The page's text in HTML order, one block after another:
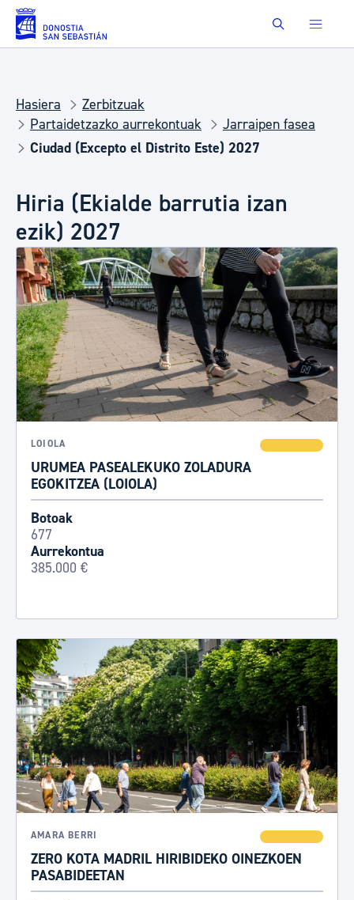
Eduki nagusira joan Buscar
Hasiera
Zerbitzuak
Partaidetzazko aurrekontuak
Jarraipen fasea
Ciudad (Excepto el Distrito Este) 2027
Hiria (Ekialde barrutia izan
ezik) 2027
LOIOLA
URUMEA PASEALEKUKO ZOLADURA
EGOKITZEA (LOIOLA)
Botoak
677
Aurrekontua
385.000 €
AMARA BERRI
ZERO KOTA MADRIL HIRIBIDEKO OINEZKOEN
PASABIDEETAN